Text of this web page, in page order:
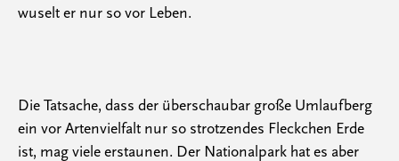
wuselt er nur so vor Leben.
Die Tatsache, dass der überschaubar große Umlaufberg
ein vor Artenvielfalt nur so strotzendes Fleckchen Erde
ist, mag viele erstaunen. Der Nationalpark hat es aber